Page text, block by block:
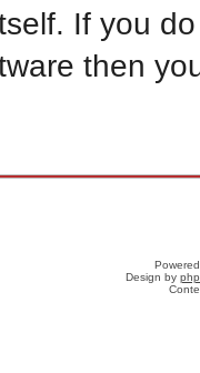
If you
then
Design by